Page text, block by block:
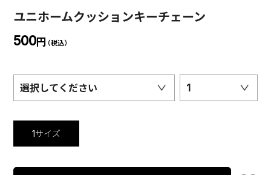
ユニホームクッションキーチェーン
500円 （税込）
選択してください 1
1サイズ